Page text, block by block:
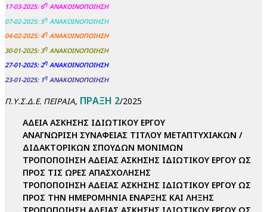
17-03-2025: 6η ΑΝΑΚΟΙΝΟΠΟΙΗΣΗ
07-02-2025: 5η ΑΝΑΚΟΙΝΟΠΟΙΗΣΗ
04-02-2025: 4η ΑΝΑΚΟΙΝΟΠΟΙΗΣΗ
30-01-2025: 3η ΑΝΑΚΟΙΝΟΠΟΙΗΣΗ
27-01-2025: 2η ΑΝΑΚΟΙΝΟΠΟΙΗΣΗ
23-01-2025: 1η ΑΝΑΚΟΙΝΟΠΟΙΗΣΗ
Π.Υ.Σ.Δ.Ε. ΠΕΙΡΑΙΑ, ΠΡΑΞΗ 2/2025
ΑΔΕΙΑ ΑΣΚΗΣΗΣ ΙΔΙΩΤΙΚΟΥ ΕΡΓΟΥ
ΑΝΑΓΝΩΡΙΣΗ ΣΥΝΑΦΕΙΑΣ ΤΙΤΛΟΥ ΜΕΤΑΠΤΥΧΙΑΚΩΝ /
ΔΙΔΑΚΤΟΡΙΚΩΝ ΣΠΟΥΔΩΝ ΜΟΝΙΜΩΝ
ΤΡΟΠΟΠΟΙΗΣΗ ΑΔΕΙΑΣ ΑΣΚΗΣΗΣ ΙΔΙΩΤΙΚΟΥ ΕΡΓΟΥ ΩΣ
ΠΡΟΣ ΤΙΣ ΩΡΕΣ ΑΠΑΣΧΟΛΗΣΗΣ
ΤΡΟΠΟΠΟΙΗΣΗ ΑΔΕΙΑΣ ΑΣΚΗΣΗΣ ΙΔΙΩΤΙΚΟΥ ΕΡΓΟΥ ΩΣ
ΠΡΟΣ ΤΗΝ ΗΜΕΡΟΜΗΝΙΑ ΕΝΑΡΞΗΣ ΚΑΙ ΛΗΞΗΣ